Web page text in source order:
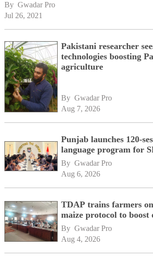
By Gwadar Pro
Jul 26, 2021
Pakistani researcher
technologies boosting
agriculture
By Gwadar Pro
Aug 7, 2026
Punjab launches 120-
language program for
By Gwadar Pro
Aug 6, 2026
TDAP trains farmers
maize protocol to boost
By Gwadar Pro
Aug 4, 2026